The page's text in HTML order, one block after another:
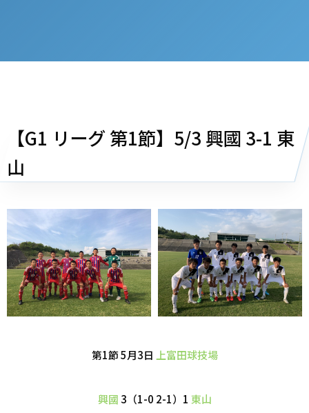
【G1 リーグ 第1節】5/3 興國 3-1 東
山
第1節 5月3日 上富田球技場
興國 3（1-0 2-1）1 東山